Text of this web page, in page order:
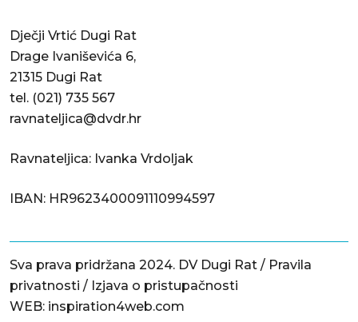
Dječji Vrtić Dugi Rat
Drage Ivaniševića 6,
21315 Dugi Rat
tel. (021) 735 567
ravnateljica@dvdr.hr
Ravnateljica: Ivanka Vrdoljak
IBAN: HR9623400091110994597
Sva prava pridržana 2024. DV Dugi Rat / Pravila
privatnosti / Izjava o pristupačnosti
WEB: inspiration4web.com